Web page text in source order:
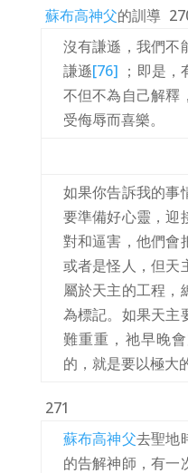
蘇布高神父的訓導
沒有謙遜，我們不
謙遜[76] ；即是，
不但不為自己解釋
受侮辱而喜樂。
如果你告訴我的事
要準備好心靈，迎
對和逼害，他們會
或者是怪人，但天
屬於天主的工程，
為標記。如果天主
難重重，祂早晚
的，就是要以極大
271
蘇布高神父去聖地
的告解神師，有一